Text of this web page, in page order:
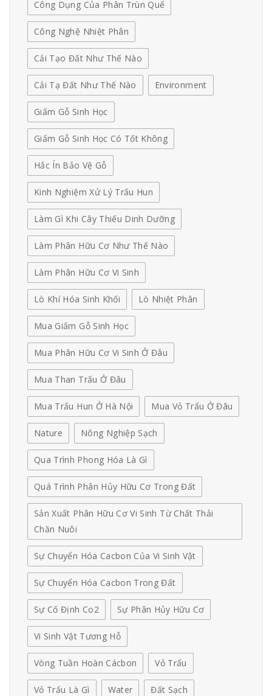
Công Dụng Của Phân Trùn Quế
Công Nghệ Nhiệt Phân
Cải Tạo Đất Như Thế Nào
Cải Tạ Đất Như Thế Nào Environment
Giấm Gỗ Sinh Học
Giấm Gỗ Sinh Học Có Tốt Không
Hắc Ín Bảo Vệ Gỗ
Kinh Nghiệm Xử Lý Trấu Hun
Làm Gì Khi Cây Thiếu Dinh Dưỡng
Làm Phân Hữu Cơ Như Thế Nào
Làm Phân Hữu Cơ Vi Sinh
Lò Khí Hóa Sinh Khối Lò Nhiệt Phân
Mua Giấm Gỗ Sinh Học
Mua Phân Hữu Cơ Vi Sinh Ở Đâu
Mua Than Trấu Ở Đâu
Mua Trấu Hun Ở Hà Nội Mua Vỏ Trấu Ở Đâu
Nature Nông Nghiệp Sạch
Qua Trình Phong Hóa Là Gì
Quá Trình Phân Hủy Hữu Cơ Trong Đất
Sản Xuất Phân Hữu Cơ Vi Sinh Từ Chất Thải
Chăn Nuôi
Sự Chuyển Hóa Cacbon Của Vi Sinh Vật
Sự Chuyển Hóa Cacbon Trong Đất
Sự Cố Định Co2 Sự Phân Hủy Hữu Cơ
Vi Sinh Vật Tương Hỗ
Vòng Tuần Hoàn Cácbon Vỏ Trấu
Vỏ Trấu Là Gì Water Đất Sạch